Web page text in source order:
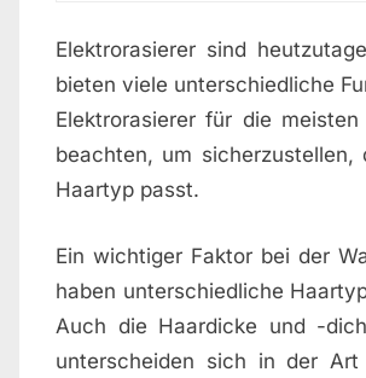
Elektrorasierer sind
bieten viele unterschiedliche
Elektrorasierer für die
beachten, um
Haartyp passt.
Ein wichtiger Faktor bei der
haben unterschiedliche
Auch die Haardicke und -
unterscheiden sich in der